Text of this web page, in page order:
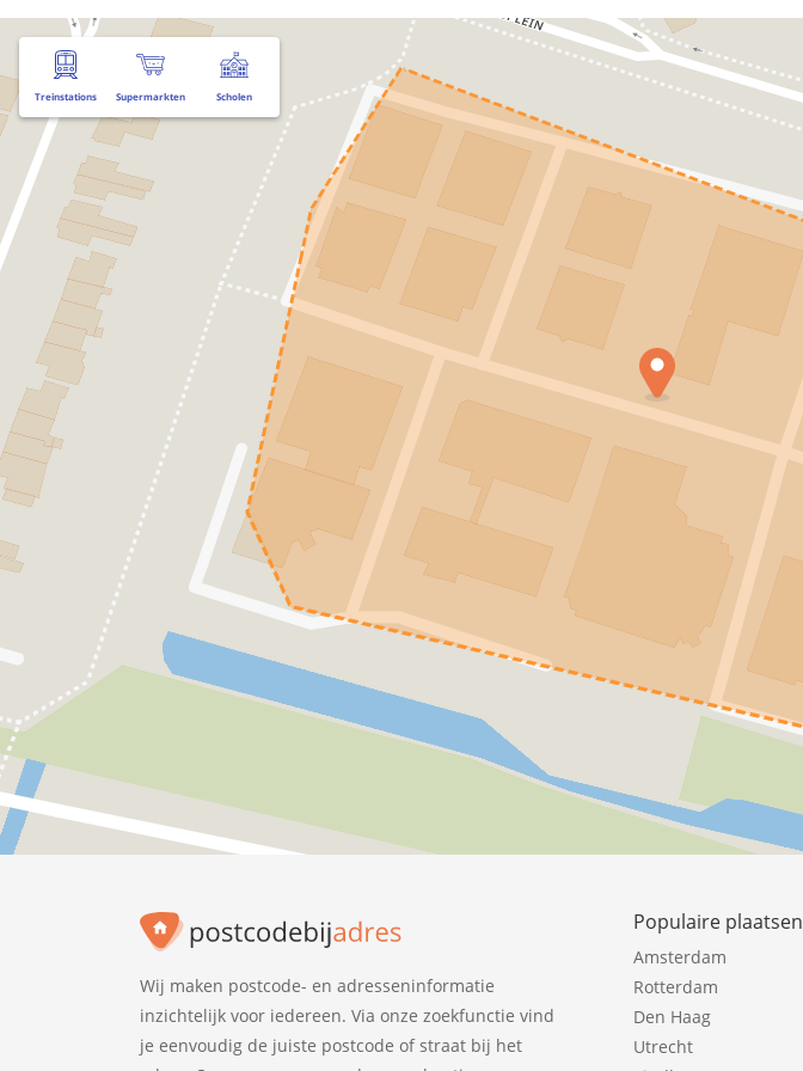
Treinstations Supermarkten Scholen
Wij maken postcode- en adresseninformatie
inzichtelijk voor iedereen. Via onze zoekfunctie vind
je eenvoudig de juiste postcode of straat bij het
Populaire plaatsen
Amsterdam
Rotterdam
Den Haag
Utrecht